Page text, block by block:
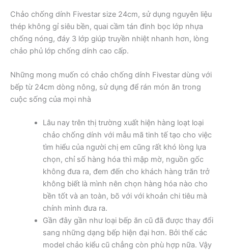
Chảo chống dính Fivestar size 24cm, sử dụng nguyên liệu
thép không gỉ siêu bền, quai cầm tán đinh bọc lớp nhựa
chống nóng, đáy 3 lớp giúp truyền nhiệt nhanh hơn, lòng
chảo phủ lớp chống dính cao cấp.
Những mong muốn có chảo chống dính Fivestar dùng với
bếp từ 24cm dòng nông, sử dụng để rán món ăn trong
cuộc sống của mọi nhà
Lâu nay trên thị trường xuất hiện hàng loạt loại
chảo chống dính với mẫu mã tinh tế tạo cho việc
tìm hiểu của người chị em cũng rất khó lòng lựa
chọn, chỉ số hàng hóa thì mập mờ, nguồn gốc
không đưa ra, đem đến cho khách hàng trăn trở
không biết là mình nên chọn hàng hóa nào cho
bền tốt và an toàn, bõ với với khoản chi tiêu mà
chính mình đưa ra.
Gần đây gần như loại bếp ăn cũ đã được thay đổi
sang những dạng bếp hiện đại hơn. Bởi thế các
model chảo kiểu cũ chẳng còn phù hợp nữa. Vậy